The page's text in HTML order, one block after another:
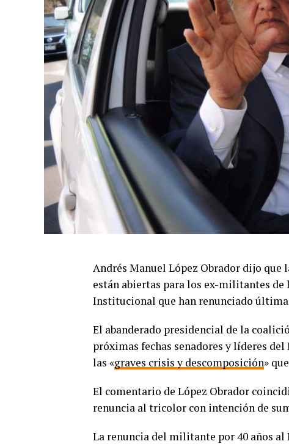
Andrés Manuel López Obrador dijo
están abiertas para los ex-militantes
Institucional que han renunciado
El abanderado presidencial de la
próximas fechas senadores y líderes
las «graves crisis y descomposición»
El comentario de López Obrador
renuncia al tricolor con intención de
La renuncia del militante por 40 años al